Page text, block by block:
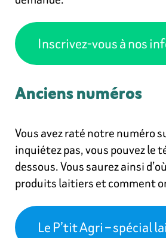
Inscrivez-vous à nos
Anciens numéros
Vous avez raté notre numéro
inquiétez pas, vous pouvez le
dessous. Vous saurez ainsi
produits laitiers et comment
Le P’tit Agri – spécial